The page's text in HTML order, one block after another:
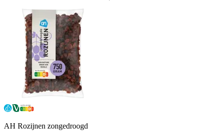
AH Rozijnen zongedroogd